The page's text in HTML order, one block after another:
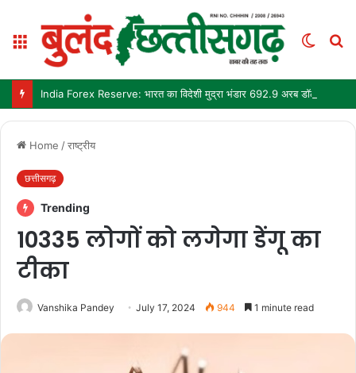
Menu
Switch
Home /राष्ट्रीय
छत्तीसगढ़
Trending
10335 लोगों को लगेगा डेंगू का
टीका
Vanshika Pandey July 17, 2024 944 1 minute read